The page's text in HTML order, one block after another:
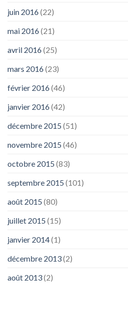
juin 2016(22)
mai 2016(21)
avril 2016(25)
mars 2016(23)
février 2016(46)
janvier 2016(42)
décembre 2015 (51)
novembre 2015 (46)
octobre 2015 (83)
septembre 2015 (101)
août 2015 (80)
juillet 2015 (15)
janvier 2014(1)
décembre 2013(2)
août 2013(2)